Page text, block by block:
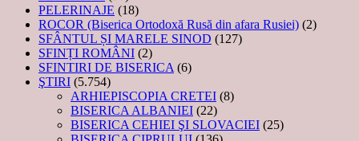
PELERINAJE (18)
ROCOR (Biserica Ortodoxă Rusă din afara Rusiei) (2)
SFÂNTUL ȘI MARELE SINOD (127)
SFINȚI ROMÂNI (2)
SFINTIRI DE BISERICA (6)
ŞTIRI (5.754)
ARHIEPISCOPIA CRETEI (8)
BISERICA ALBANIEI (22)
BISERICA CEHIEI ŞI SLOVACIEI (25)